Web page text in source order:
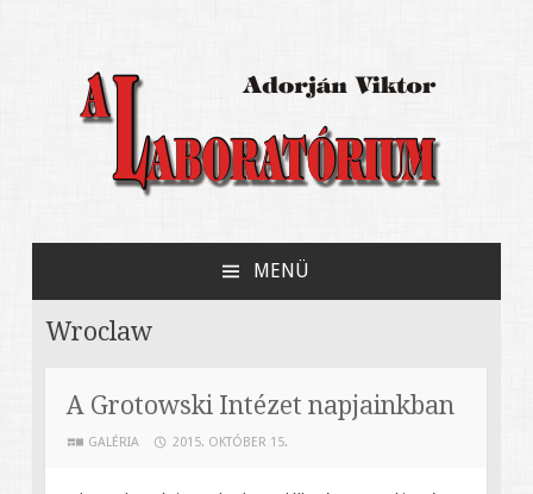
A Laboratórium
kísérleti színházáról
MENÜ
Wroclaw
A Grotowski Intézet napjainkban
GALÉRIA 2015. OKTÓBER 15.